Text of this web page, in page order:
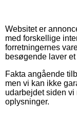
Websitet er
med forskellige
forretningernes
besøgende laver
Fakta angående
men vi kan ikke
udarbejdet siden
oplysninger.